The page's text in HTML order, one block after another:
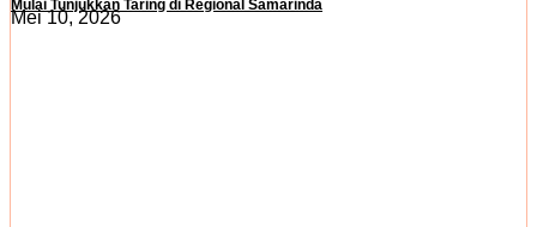
Mulai Tunjukkan Taring di Regional Samarinda
Mei 10, 2026